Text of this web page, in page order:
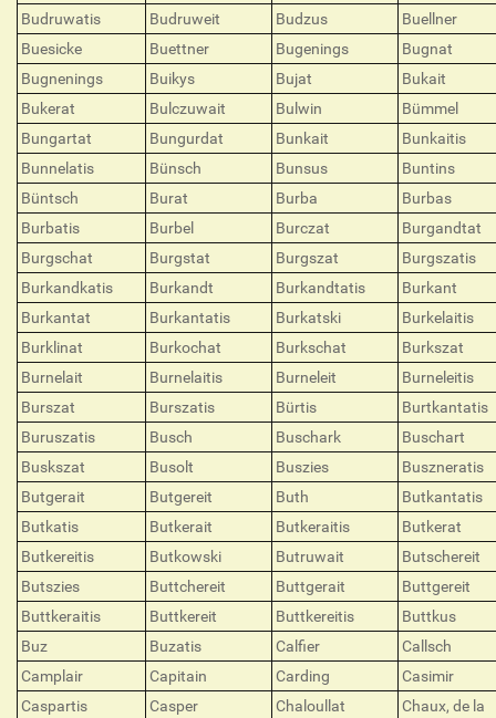
Budruwatis
Budruweit Budzus
Buellner
Buesicke
Buettner Bugenings
Bugnat
Bugnenings
Buikys Bujat
Bukait
Bukerat
Bulczuwait Bulwin
Bümmel
Bungartat
Bungurdat Bunkait
Bunkaitis
Bunnelatis
Bünsch Bunsus
Buntins
Büntsch
Burat Burba
Burbas
Burbatis
Burbel Burczat
Burgandtat
Burgschat
Burgstat Burgszat
Burgszatis
Burkandkatis
Burkandt Burkandtatis
Burkant
Burkantat
Burkantatis Burkatski
Burkelaitis
Burklinat
Burkochat Burkschat
Burkszat
Burnelait
Burnelaitis Burneleit
Burneleitis
Burszat
Burszatis Bürtis
Burtkantatis
Buruszatis
Busch Buschark
Buschart
Buskszat
Busolt Buszies
Buszneratis
Butgerait
Butgereit Buth
Butkantatis
Butkatis
Butkerait Butkeraitis
Butkerat
Butkereitis
Butkowski Butruwait
Butschereit
Butszies
Buttchereit Buttgerait
Buttgereit
Buttkeraitis
Buttkereit Buttkereitis
Buttkus
Buz
Buzatis Calfier
Callsch
Camplair
Capitain Carding
Casimir
Caspartis
Casper Chaloullat
Chaux, de la